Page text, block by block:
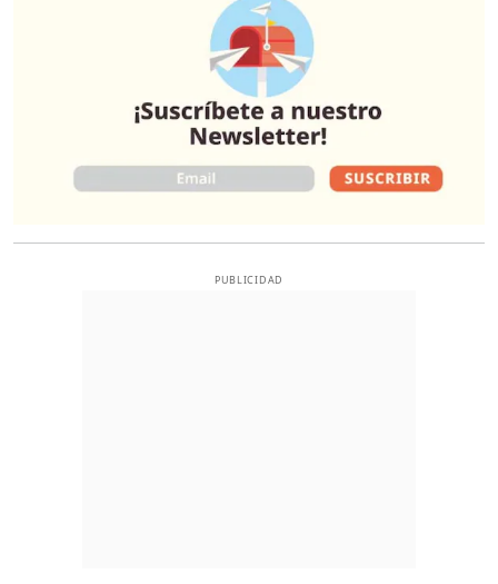
PUBLICIDAD